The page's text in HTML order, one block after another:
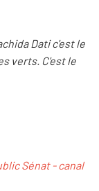
Dati c'est le
verts. C'est le
Sénat - canal